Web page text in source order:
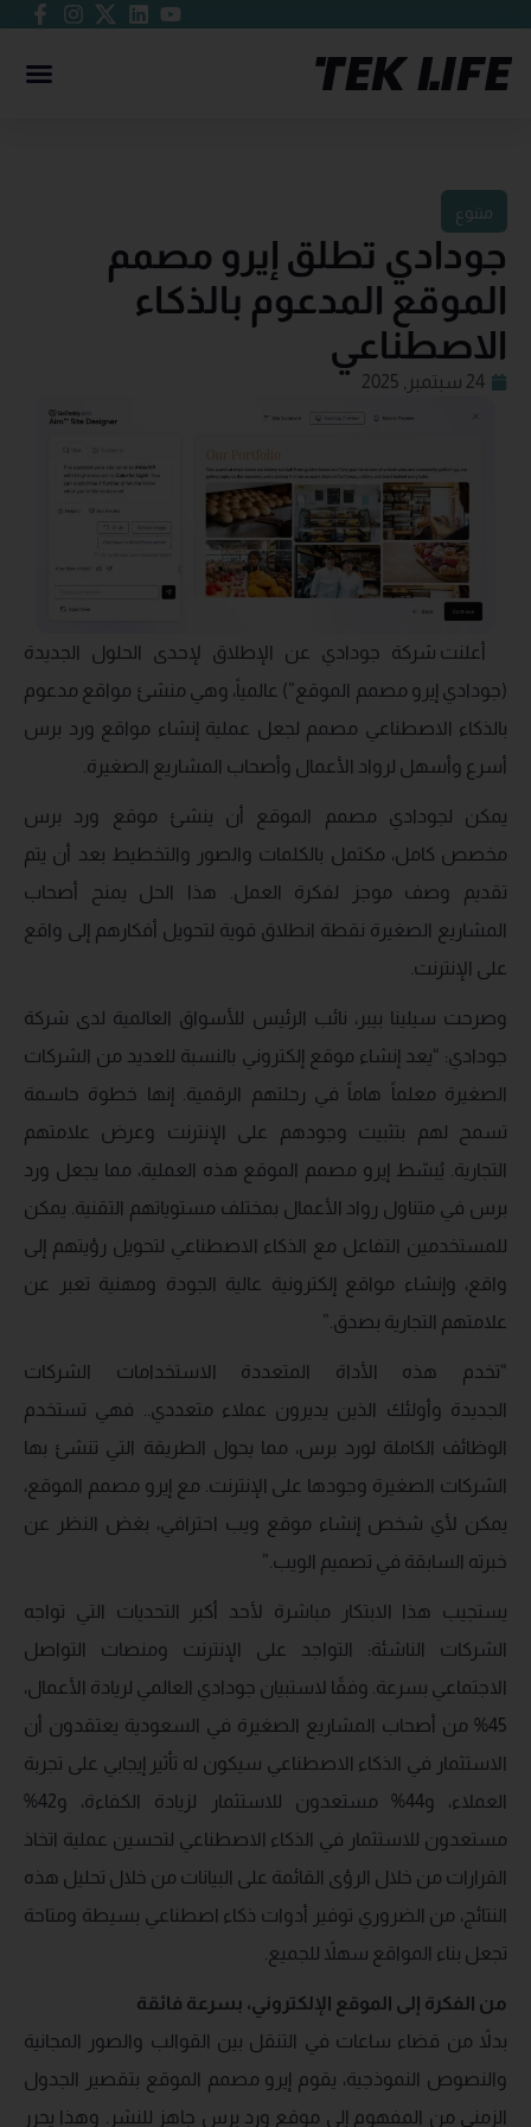
متنوع
جودادي تطلق إيرو مصمم
الموقع المدعوم بالذكاء
الاصطناعي
24 سبتمبر, 2025
أعلنت شركة جودادي عن الإطلاق لإحدى الحلول الجديدة
(جودادي إيرو مصمم الموقع”) عالمياً، وهي منشئ مواقع مدعوم
بالذكاء الاصطناعي مصمم لجعل عملية إنشاء مواقع ورد برس
أسرع وأسهل لرواد الأعمال وأصحاب المشاريع الصغيرة.
يمكن لجودادي مصمم الموقع أن ينشئ موقع ورد برس
مخصص كامل، مكتمل بالكلمات والصور والتخطيط بعد أن يتم
تقديم وصف موجز لفكرة العمل. هذا الحل يمنح أصحاب
المشاريع الصغيرة نقطة انطلاق قوية لتحويل أفكارهم إلى واقع
على الإنترنت.
وصرحت سيلينا بيبر، نائب الرئيس للأسواق العالمية لدى شركة
جودادي: “يعد إنشاء موقع إلكتروني بالنسبة للعديد من الشركات
الصغيرة معلماً هاماً في رحلتهم الرقمية. إنها خطوة حاسمة
تسمح لهم بتثبيت وجودهم على الإنترنت وعرض علامتهم
التجارية. يُبسّط إيرو مصمم الموقع هذه العملية، مما يجعل ورد
برس في متناول رواد الأعمال بمختلف مستوياتهم التقنية. يمكن
للمستخدمين التفاعل مع الذكاء الاصطناعي لتحويل رؤيتهم إلى
واقع، وإنشاء مواقع إلكترونية عالية الجودة ومهنية تعبر عن
علامتهم التجارية بصدق.”
“تخدم هذه الأداة المتعددة الاستخدامات الشركات
الجديدة وأولئك الذين يديرون عملاء متعددي.. فهي تستخدم
الوظائف الكاملة لورد برس، مما يحول الطريقة التي تنشئ بها
الشركات الصغيرة وجودها على الإنترنت. مع إيرو مصمم الموقع،
يمكن لأي شخص إنشاء موقع ويب احترافي، بغض النظر عن
خبرته السابقة في تصميم الويب.”
يستجيب هذا الابتكار مباشرة لأحد أكبر التحديات التي تواجه
الشركات الناشئة: التواجد على الإنترنت ومنصات التواصل
الاجتماعي بسرعة. وفقًا لاستبيان جودادي العالمي لريادة الأعمال،
45% من أصحاب المشاريع الصغيرة في السعودية يعتقدون أن
الاستثمار في الذكاء الاصطناعي سيكون له تأثير إيجابي على تجربة
العملاء، و44% مستعدون للاستثمار لزيادة الكفاءة، و42%
مستعدون للاستثمار في الذكاء الاصطناعي لتحسين عملية اتخاذ
القرارات من خلال الرؤى القائمة على البيانات من خلال تحليل هذه
النتائج، من الضروري توفير أدوات ذكاء اصطناعي بسيطة ومتاحة
تجعل بناء المواقع سهلاً للجميع.
من الفكرة إلى الموقع الإلكتروني، بسرعة فائقة
بدلاً من قضاء ساعات في التنقل بين القوالب والصور المجانية
والنصوص النموذجية، يقوم إيرو مصمم الموقع بتقصير الجدول
الزمني من المفهوم إلى موقع ورد برس جاهز للنشر. وهذا يحرر